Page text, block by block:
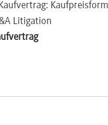
Litigation
und